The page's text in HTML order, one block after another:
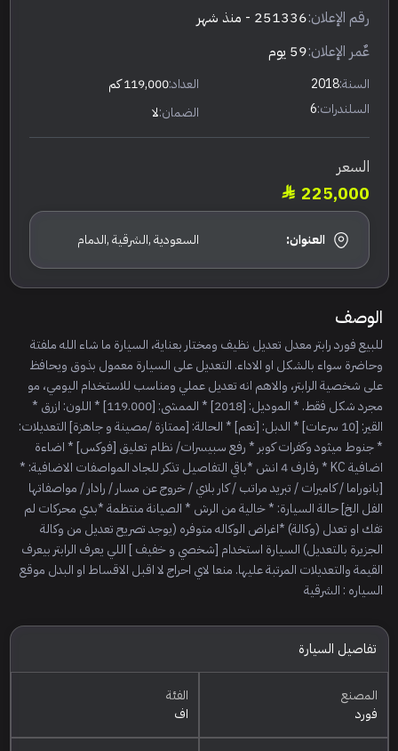
رقم الإعلان:251336 - منذ شهر
عٌمر الإعلان:59 يوم
السنة:2018 العداد:119,000 كم
السلندرات:6 الضمان:لا
السعر
225,000
العنوان: السعودية ,الشرقية ,الدمام
الوصف
للبيع فورد رابتر معدل تعديل نظيف ومختار بعناية، السيارة ما شاء الله ملفتة
وحاضرة سواء بالشكل او الاداء. التعديل على السيارة معمول بذوق ويحافظ
على شخصية الرابتر، والاهم انه تعديل عملي ومناسب للاستخدام اليومي، مو
مجرد شكل فقط. * الموديل: [2018] * الممشى: [119.000] * اللون: ازرق *
القير: [10 سرعات] * الدبل: [نعم] * الحالة: [ممتازة /مصينة و جاهزة] التعديلات:
* جنوط ميثود وكفرات كوبر * رفع سبيسرات/ نظام تعليق [فوكس] * اضاءة
اضافية KC * رفارف 4 انش *باقي التفاصيل تذكر للجاد المواصفات الاضافية: *
[بانوراما / كاميرات / تبريد مراتب / كار بلاي / خروج عن مسار / رادار / مواصفاتها
الفل الخ] حالة السيارة: * خالية من الرش * الصيانة منتظمة *بدي محركات لم
تفك او تعدل (وكالة) *اغراض الوكاله متوفره (يوجد تصريح تعديل من وكالة
الجزيرة بالتعديل) السيارة استخدام [شخصي و خفيف ] اللي يعرف الرابتر بيعرف
القيمة والتعديلات المرتبة عليها. منعا لاي احراج لا اقبل الاقساط او البدل موقع
السياره : الشرقية
تفاصيل السيارة
المصنع
فورد
الفئة
اف